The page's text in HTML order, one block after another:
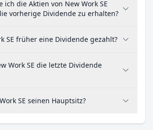
ich die Aktien von New Work SE
vorherige Dividende zu erhalten?
SE früher eine Dividende gezahlt?
Work SE die letzte Dividende
SE seinen Hauptsitz?